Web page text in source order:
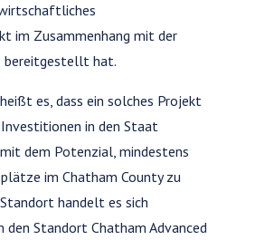
im Zusammenhang mit der
bereitgestellt hat.
es, dass ein solches Projekt
in den Staat
dem Potenzial, mindestens
im Chatham County zu
handelt es sich
den Standort Chatham Advanced